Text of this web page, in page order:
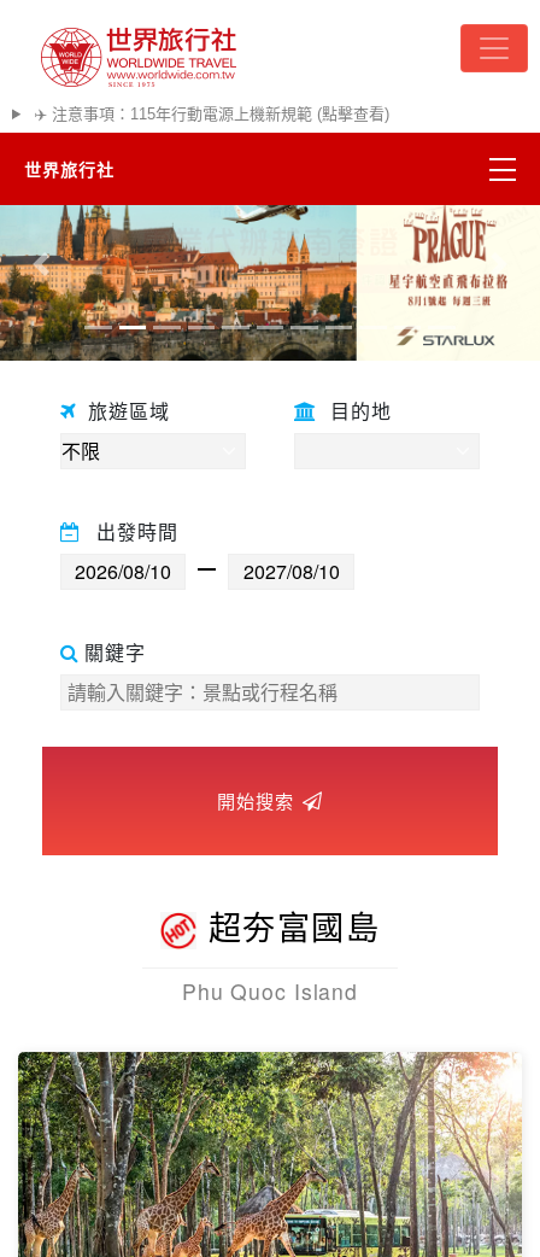
✈️ 注意事項：115年行動電源上機新規範 (點擊查看)
世界旅行社
精彩越南
熱門韓國
超夯日本
世界臻旅
歐洲之旅
往前 往後
旅遊區域 目的地
出發時間
關鍵字
開始搜索
超夯富國島
Phu Quoc Island